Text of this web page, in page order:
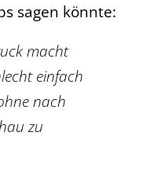
sagen könnte:
macht
einfach
nach
zu